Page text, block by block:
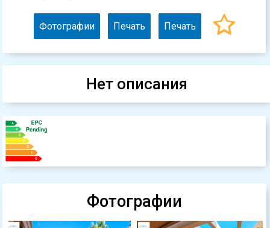
Фотографии Печать Печать
Нет описания
Фотографии